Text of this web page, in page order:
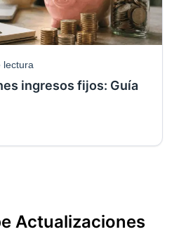
lectura
ingresos fijos: Guía
Actualizaciones